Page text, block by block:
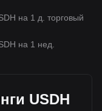
на 1 д. торговый
на 1 нед.
USDH